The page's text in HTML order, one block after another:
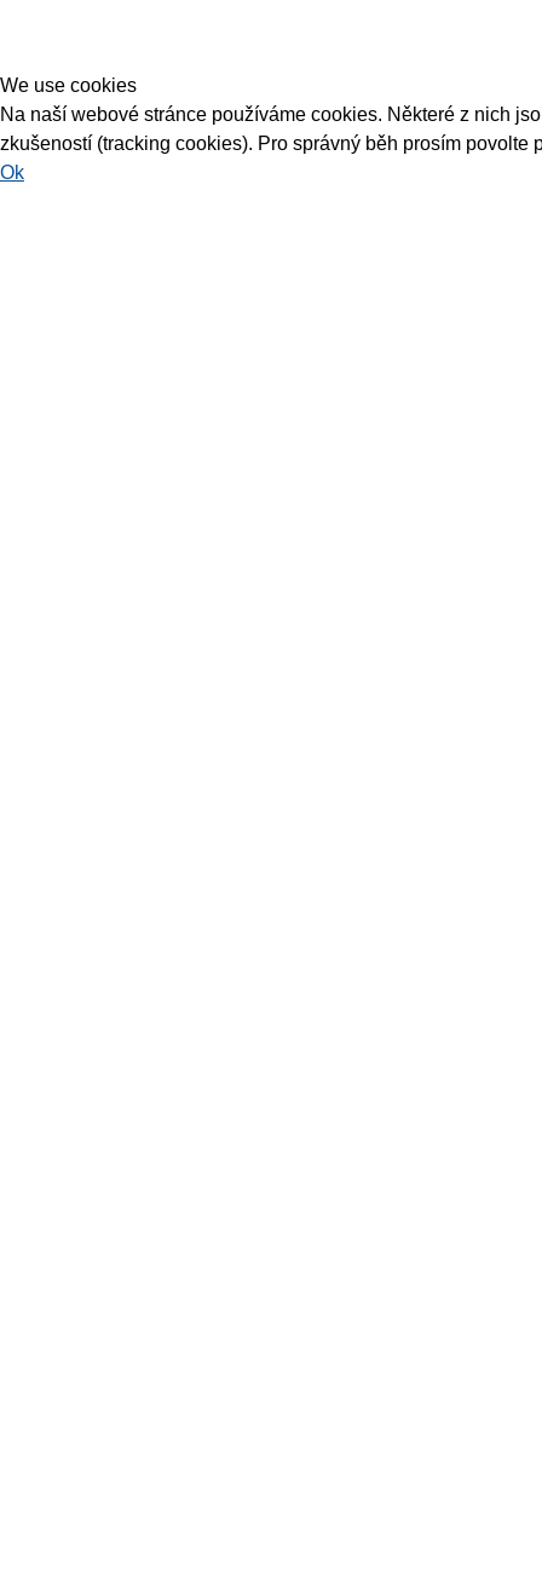
We use cookies
Na naší webové stránce používáme cookies. Některé z nich
zkušeností (tracking cookies). Pro správný běh prosím povolte
Ok